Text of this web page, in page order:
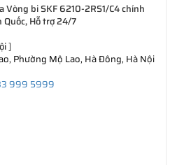
Vòng bi SKF 6210-2RS1/C4 chính
Hỗ trợ 24/7
]
Phường Mộ Lao, Hà Đông, Hà Nội
999 5999